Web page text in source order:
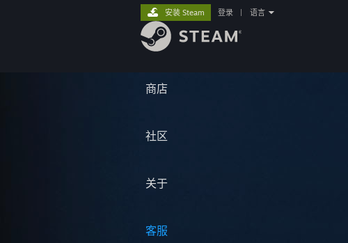
商店
社区
关于
客服
安装 Steam 登录 语言